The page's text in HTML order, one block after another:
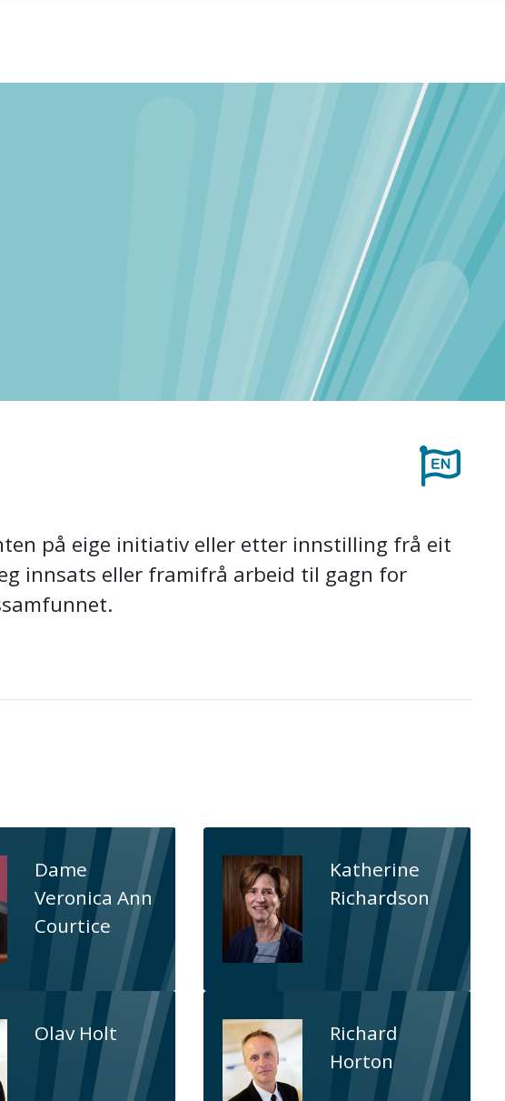
på eige initiativ eller etter innstilling frå eit
innsats eller framifrå arbeid til gagn for
Dame
Veronica Ann
Courtice
Katherine
Richardson
Olav Holt
Richard
Horton